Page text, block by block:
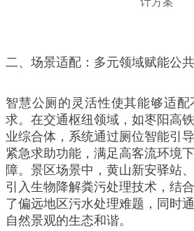
二、场景适配：多元领域赋能公
智慧公厕的灵活性使其能够适
求。在交通枢纽领域，如枣阳高
业综合体，系统通过厕位智能引
紧急求助功能，满足高客流环境
障。景区场景中，黄山新安驿站
引入生物降解粪污处理技术，结
了偏远地区污水处理难题，同时
自然景观的生态和谐。